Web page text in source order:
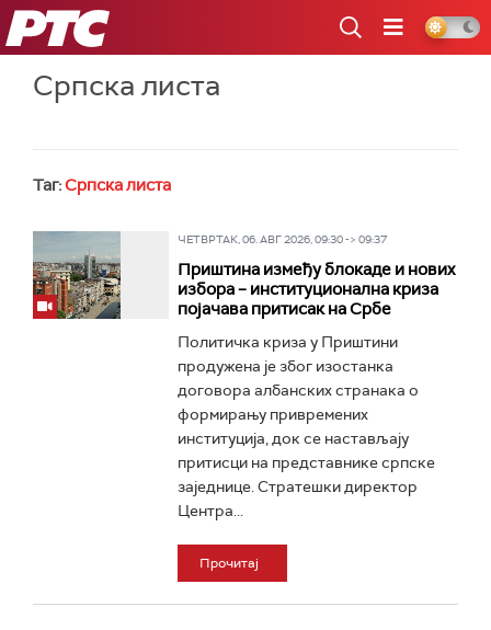
РТС
Српска листа
Таг:Српска листа
ЧЕТВРТАК, 06. АВГ 2026, 09:30 -> 09:37
Приштина између блокаде и нових
избора – институционална криза
појачава притисак на Србе
Политичка криза у Приштини
продужена је због изостанка
договора албанских странака о
формирању привремених
институција, док се настављају
притисци на представнике српске
заједнице. Стратешки директор
Центра...
Прочитај